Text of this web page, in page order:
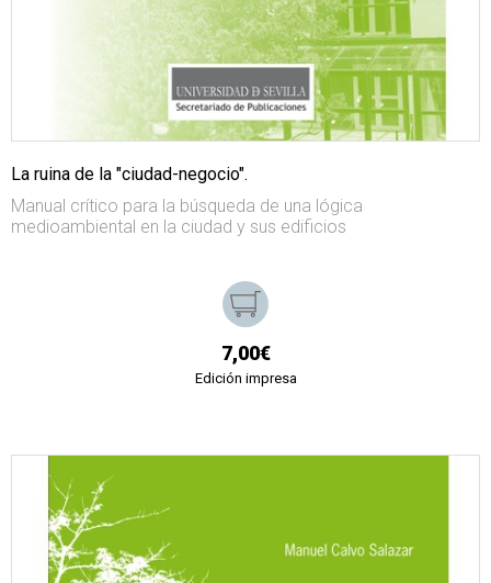
La ruina de la "ciudad-negocio".
Manual crítico para la búsqueda de una lógica
medioambiental en la ciudad y sus edificios
7,00€
Edición impresa